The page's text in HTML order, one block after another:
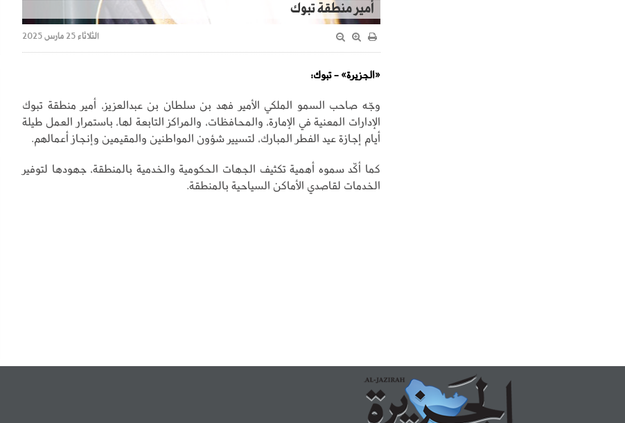
أمير منطقة تبوك
الثلاثاء 25 مارس 2025
«الجزيرة» - تبوك:
وجّه صاحب السمو الملكي الأمير فهد بن سلطان بن عبدالعزيز، أمير منطقة تبوك
الإدارات المعنية في الإمارة، والمحافظات، والمراكز التابعة لها، باستمرار العمل طيلة
أيام إجازة عيد الفطر المبارك، لتسيير شؤون المواطنين والمقيمين وإنجاز أعمالهم.
كما أكّد سموه أهمية تكثيف الجهات الحكومية والخدمية بالمنطقة، جهودها لتوفير
الخدمات لقاصدي الأماكن السياحية بالمنطقة.